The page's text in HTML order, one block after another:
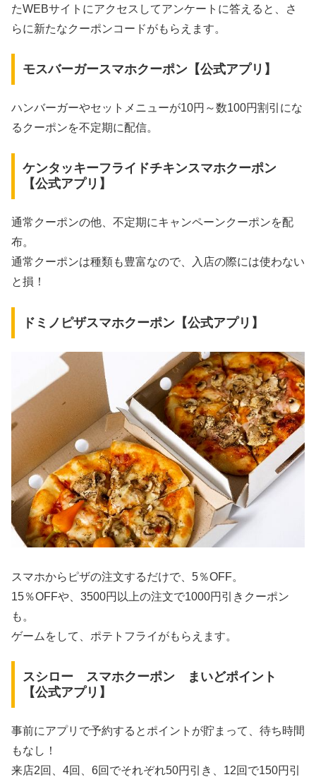
たWEBサイトにアクセスしてアンケートに答えると、さ
らに新たなクーポンコードがもらえます。
モスバーガースマホクーポン【公式アプリ】
ハンバーガーやセットメニューが10円～数100円割引にな
るクーポンを不定期に配信。
ケンタッキーフライドチキンスマホクーポン
【公式アプリ】
通常クーポンの他、不定期にキャンペーンクーポンを配
布。
通常クーポンは種類も豊富なので、入店の際には使わない
と損！
ドミノピザスマホクーポン【公式アプリ】
スマホからピザの注文するだけで、5％OFF。
15％OFFや、3500円以上の注文で1000円引きクーポン
も。
ゲームをして、ポテトフライがもらえます。
スシロー スマホクーポン まいどポイント
【公式アプリ】
事前にアプリで予約するとポイントが貯まって、待ち時間
もなし！
来店2回、4回、6回でそれぞれ50円引き、12回で150円引